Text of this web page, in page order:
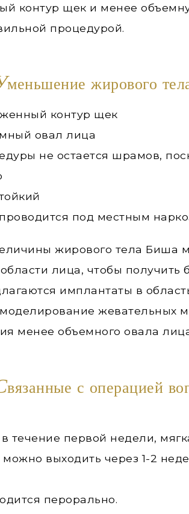
контур щек и менее
процедурой.
меньшение жирового
контур щек
овал лица
не остается шрамов,
под местным
жирового тела Биша
лица, чтобы получить
имплантаты в
жевательных
менее объемного овала
вязанные с операцией
течение первой недели,
выходить через 1-2
перорально.